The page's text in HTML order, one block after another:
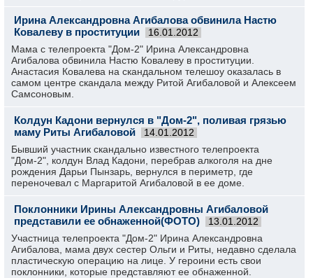
Ирина Александровна Агибалова обвинила Настю
Ковалеву в проституции
16.01.2012
Мама с телепроекта "Дом-2" Ирина Александровна
Агибалова обвинила Настю Ковалеву в проституции.
Анастасия Ковалева на скандальном телешоу оказалась в
самом центре скандала между Ритой Агибаловой и Алексеем
Самсоновым.
Колдун Кадони вернулся в "Дом-2", поливая грязью
маму Риты Агибаловой
14.01.2012
Бывший участник скандально известного телепроекта
"Дом-2", колдун Влад Кадони, перебрав алкоголя на дне
рождения Дарьи Пынзарь, вернулся в периметр, где
переночевал с Маргаритой Агибаловой в ее доме.
Поклонники Ирины Александровны Агибаловой
представили ее обнаженной(ФОТО)
13.01.2012
Участница телепроекта "Дом-2" Ирина Александровна
Агибалова, мама двух сестер Ольги и Риты, недавно сделала
пластическую операцию на лице. У героини есть свои
поклонники, которые представляют ее обнаженной.